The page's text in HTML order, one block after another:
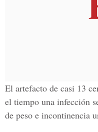
El artefacto de casi 13
el tiempo una infección
de peso e incontinencia